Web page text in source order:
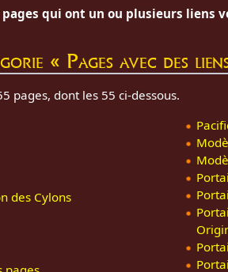
pages qui ont un ou plusieurs liens
« Pages avec des
pages, dont les 55 ci-dessous.
des Cylons